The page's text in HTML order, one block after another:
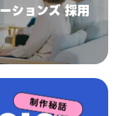
ションズ 採用